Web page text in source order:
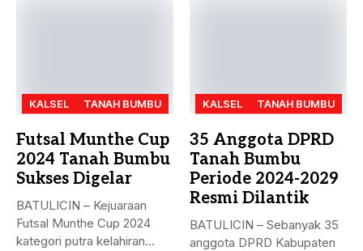
KALSEL TANAH BUMBU
Futsal Munthe Cup
2024 Tanah Bumbu
Sukses Digelar
BATULICIN – Kejuaraan
Futsal Munthe Cup 2024
kategori putra kelahiran
KALSEL TANAH BUMBU
35 Anggota DPRD
Tanah Bumbu
Periode 2024-2029
Resmi Dilantik
BATULICIN – Sebanyak 35
anggota DPRD Kabupaten